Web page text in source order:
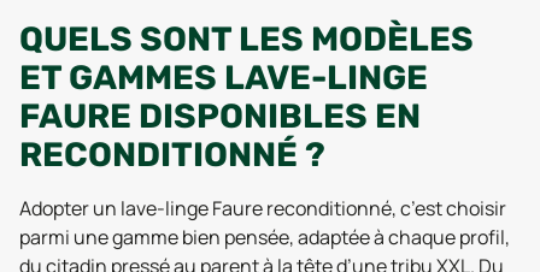
QUELS SONT LES MODÈLES
ET GAMMES LAVE-LINGE
FAURE DISPONIBLES EN
RECONDITIONNÉ ?
Adopter un lave-linge Faure reconditionné, c’est choisir
parmi une gamme bien pensée, adaptée à chaque profil,
du citadin pressé au parent à la tête d’une tribu XXL. Du